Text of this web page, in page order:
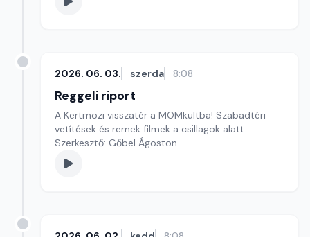
2026. 06. 03. szerda 8:08
Reggeli riport
A Kertmozi visszatér a MOMkultba! Szabadtéri
vetítések és remek filmek a csillagok alatt.
Szerkesztő: Gőbel Ágoston